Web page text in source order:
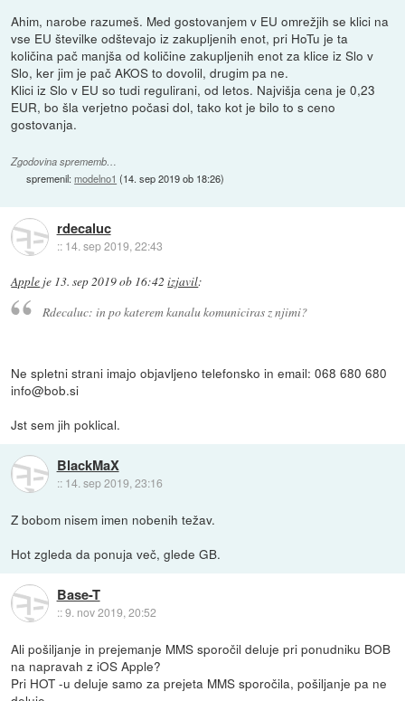
Ahim, narobe razumeš. Med gostovanjem v EU omrežjih se klici na
vse EU številke odštevajo iz zakupljenih enot, pri HoTu je ta
količina pač manjša od količine zakupljenih enot za klice iz Slo v
Slo, ker jim je pač AKOS to dovolil, drugim pa ne.
Klici iz Slo v EU so tudi regulirani, od letos. Najvišja cena je 0,23
EUR, bo šla verjetno počasi dol, tako kot je bilo to s ceno
gostovanja.
Zgodovina sprememb…
spremenil:modelno1 (14. sep 2019 ob 18:26)
rdecaluc
:: 14. sep 2019, 22:43
Apple je 13. sep 2019 ob 16:42 izjavil:
Rdecaluc: in po katerem kanalu komuniciras z njimi?
Ne spletni strani imajo objavljeno telefonsko in email: 068 680 680
info@bob.si
Jst sem jih poklical.
BlackMaX
:: 14. sep 2019, 23:16
Z bobom nisem imen nobenih težav.
Hot zgleda da ponuja več, glede GB.
Base-T
::9. nov 2019, 20:52
Ali pošiljanje in prejemanje MMS sporočil deluje pri ponudniku BOB
na napravah z iOS Apple?
Pri HOT -u deluje samo za prejeta MMS sporočila, pošiljanje pa ne